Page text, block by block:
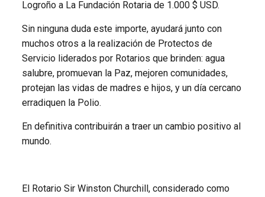
Logroño a La Fundación Rotaria de 1.000 $ USD.
Sin ninguna duda este importe, ayudará junto con
muchos otros a la realización de Protectos de
Servicio liderados por Rotarios que brinden: agua
salubre, promuevan la Paz, mejoren comunidades,
protejan las vidas de madres e hijos, y un día cercano
erradiquen la Polio.
En definitiva contribuirán a traer un cambio positivo al
mundo.
El Rotario Sir Winston Churchill, considerado como